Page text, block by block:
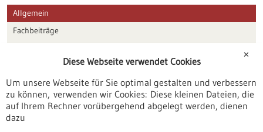
Allgemein
Fachbeiträge
Veranstaltungen
Erscheinungsdatum
✕
Diese Webseite verwendet Cookies
Um unsere Webseite für Sie optimal gestalten und verbessern
zu können, verwenden wir Cookies: Diese kleinen Dateien, die
auf Ihrem Rechner vorübergehend abgelegt werden, dienen
dazu